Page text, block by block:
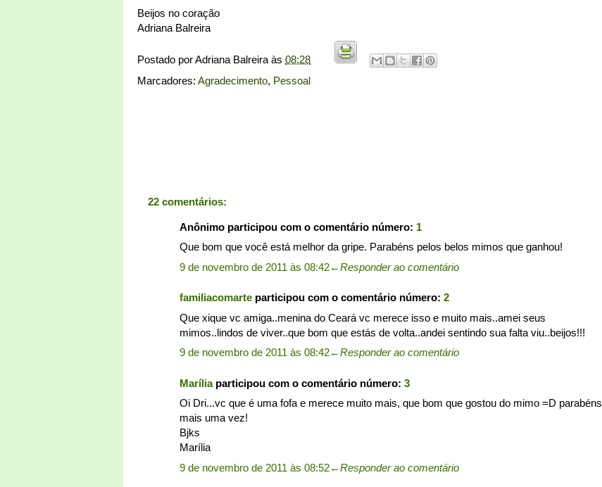
Beijos no coração
Adriana Balreira
Postado porAdriana Balreira às 08:28
Marcadores: Agradecimento, Pessoal
22 comentários:
Anônimo participou com o comentário número: 1
Que bom que você está melhor da gripe. Parabéns pelos belos mimos que ganhou!
9 de novembro de 2011 às 08:42←Responder ao comentário
familiacomarte participou com o comentário número: 2
Que xique vc amiga..menina do Ceará vc merece isso e muito mais..amei seus
mimos..lindos de viver..que bom que estás de volta..andei sentindo sua falta viu..beijos!!!
9 de novembro de 2011 às 08:42←Responder ao comentário
Maríliaparticipou com o comentário número: 3
Oi Dri...vc que é uma fofa e merece muito mais, que bom que gostou do mimo =D parabéns
mais uma vez!
Bjks
Marília
9 de novembro de 2011 às 08:52←Responder ao comentário